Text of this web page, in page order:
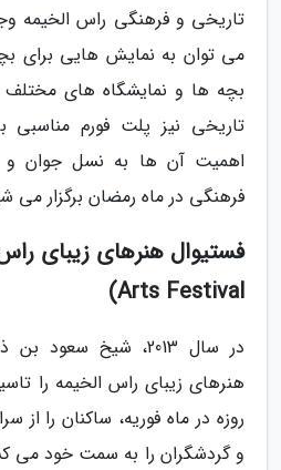
تاریخی و فرهنگی راس الخیمه
می توان به نمایش هایی برای
بچه ها و نمایشگاه های
تاریخی نیز پلت فورم
اهمیت آن ها به نسل جوان و
فرهنگی در ماه رمضان برگزار می
Arts Festival)
در سال 2013، شیخ
هنرهای زیبای راس الخیمه را
روزه در ماه فوریه، ساکنان را از
و گردشگران را به سمت خود می